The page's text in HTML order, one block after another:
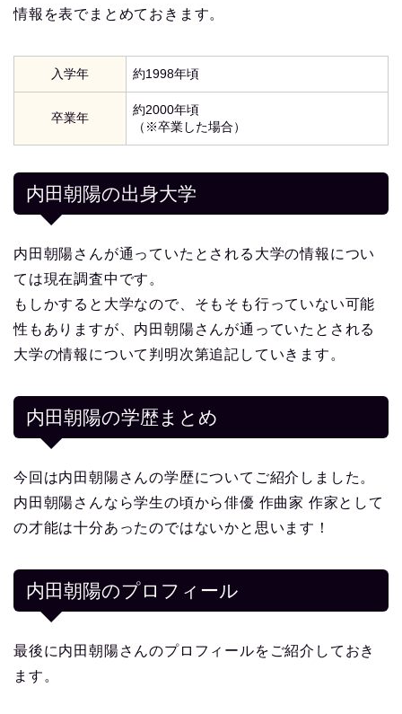
情報を表でまとめておきます。
入学年 約1998年頃
卒業年
約2000年頃
（※卒業した場合）
内田朝陽の出身大学
内田朝陽さんが通っていたとされる大学の情報につい
ては現在調査中です。
もしかすると大学なので、そもそも行っていない可能
性もありますが、内田朝陽さんが通っていたとされる
大学の情報について判明次第追記していきます。
内田朝陽の学歴まとめ
今回は内田朝陽さんの学歴についてご紹介しました。
内田朝陽さんなら学生の頃から俳優 作曲家 作家として
の才能は十分あったのではないかと思います！
内田朝陽のプロフィール
最後に内田朝陽さんのプロフィールをご紹介しておき
ます。